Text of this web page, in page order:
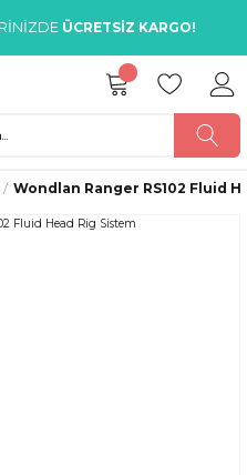
ÜCRETSİZ KARGO!
Wondlan Ranger RS102 Fluid